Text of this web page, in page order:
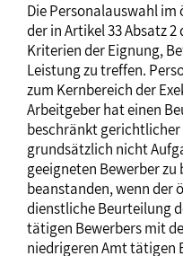
Die Personalauswahl
der in Artikel 33 Absatz
Kriterien der Eignung,
Leistung zu treffen.
zum Kernbereich der
Arbeitgeber hat einen
beschränkt
grundsätzlich nicht
geeigneten Bewerber
beanstanden, wenn der
dienstliche Beurteilung
tätigen Bewerbers mit
niedrigeren Amt tätigen